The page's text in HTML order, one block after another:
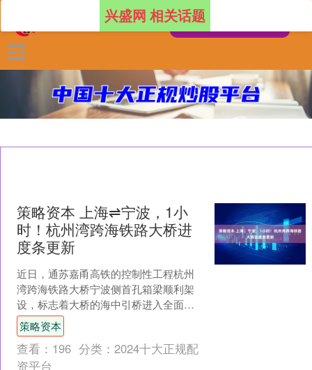
兴盛网 相关话题
策略资本 上海⇌宁波，1小
时！杭州湾跨海铁路大桥进
度条更新
近日，通苏嘉甬高铁的控制性工程杭州
湾跨海铁路大桥宁波侧首孔箱梁顺利架
设，标志着大桥的海中引桥进入全面架
梁施工阶段。 杭州湾跨海铁路桥全长
29.2公里策略资本，采....
策略资本
查看： 196 分类： 2024十大正规配
资平台